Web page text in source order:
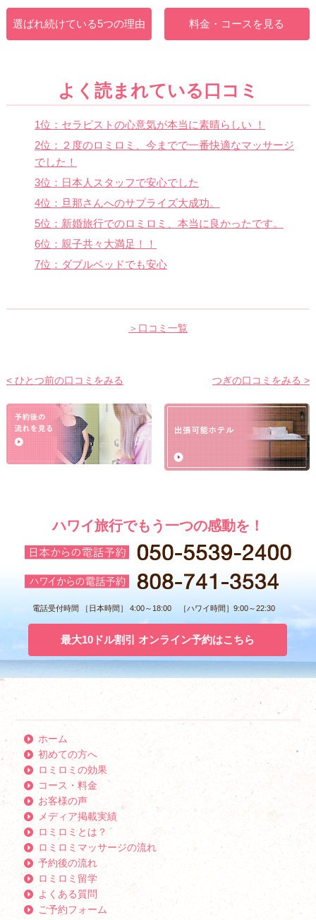
選ばれ続けている5つの理由 料金・コースを見る
よく読まれている口コミ
1位：セラピストの心意気が本当に素晴らしい ！
2位：２度のロミロミ、今までで一番快適なマッサージ
でした！
3位：日本人スタッフで安心でした
4位：旦那さんへのサプライズ大成功。
5位：新婚旅行でのロミロミ、本当に良かったです。
6位：親子共々大満足！！
7位：ダブルベッドでも安心
＞口コミ一覧
< ひとつ前の口コミをみる つぎの口コミをみる >
ハワイ旅行でもう一つの感動を！
電話受付時間 ［日本時間］ 4:00～18:00 ［ハワイ時間］9:00～22:30
最大10ドル割引 オンライン予約はこちら
ホーム
初めての方へ
ロミロミの効果
コース・料金
お客様の声
メディア掲載実績
ロミロミとは？
ロミロミマッサージの流れ
予約後の流れ
ロミロミ留学
よくある質問
ご予約フォーム